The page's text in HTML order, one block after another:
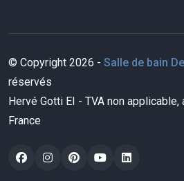
© Copyright 2026 - Salle de bain
réservés
Hervé Gotti EI - TVA non
France